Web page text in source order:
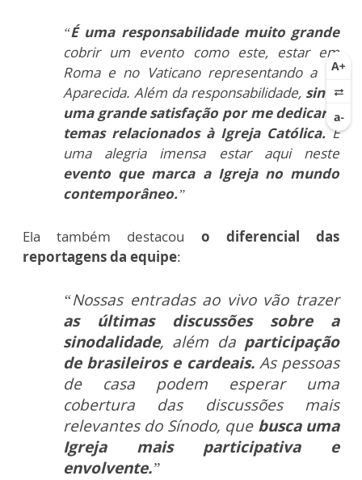
“É uma responsabilidade muito grande
cobrir um evento como este, estar em
Roma e no Vaticano representando a TV
Aparecida. Além da responsabilidade, sinto
uma grande satisfação por me dedicar a
temas relacionados à Igreja Católica.É
uma alegria imensa estar aqui neste
evento que marca a Igreja no mundo
contemporâneo.”
Ela também destacou o diferencial das
reportagens da equipe:
“Nossas entradas ao vivo vão trazer
as últimas discussões sobre a
sinodalidade, além da participação
de brasileiros e cardeais.As pessoas
de casa podem esperar uma
cobertura das discussões mais
relevantes do Sínodo, que busca uma
Igreja mais participativa e
envolvente.”